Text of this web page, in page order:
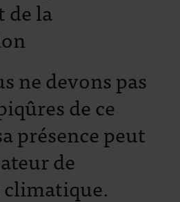
de la
ne devons pas
de ce
présence peut
de